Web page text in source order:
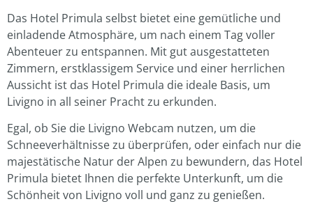
Das Hotel Primula selbst bietet eine gemütliche und
einladende Atmosphäre, um nach einem Tag voller
Abenteuer zu entspannen. Mit gut ausgestatteten
Zimmern, erstklassigem Service und einer herrlichen
Aussicht ist das Hotel Primula die ideale Basis, um
Livigno in all seiner Pracht zu erkunden.
Egal, ob Sie die Livigno Webcam nutzen, um die
Schneeverhältnisse zu überprüfen, oder einfach nur die
majestätische Natur der Alpen zu bewundern, das Hotel
Primula bietet Ihnen die perfekte Unterkunft, um die
Schönheit von Livigno voll und ganz zu genießen.